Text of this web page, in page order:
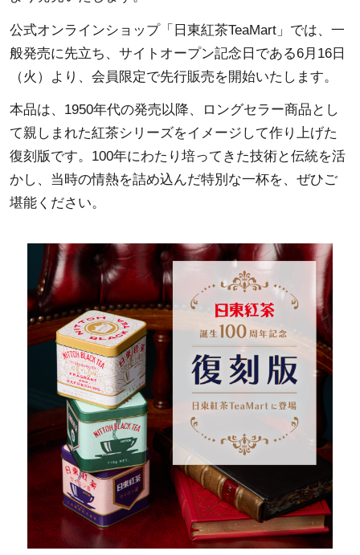
公式オンラインショップ「日東紅茶TeaMart」では、一
般発売に先立ち、サイトオープン記念日である6月16日
（火）より、会員限定で先行販売を開始いたします。
本品は、1950年代の発売以降、ロングセラー商品とし
て親しまれた紅茶シリーズをイメージして作り上げた
復刻版です。100年にわたり培ってきた技術と伝統を活
かし、当時の情熱を詰め込んだ特別な一杯を、ぜひご
堪能ください。